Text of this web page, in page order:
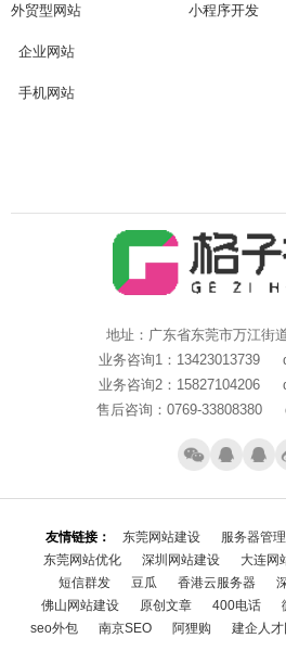
外贸型网站
企业网站
手机网站
小程序开发
地址：广东省东莞市万江街
业务咨询1：13423013739
业务咨询2：15827104206
售后咨询：0769-33808380
友情链接： 东莞网站建设 服务器管理
东莞网站优化
深圳网站建设 大连网
短信群发
豆瓜 香港云服务器
佛山网站建设
原创文章 400电话
seo外包
南京SEO 阿狸购 建企人才